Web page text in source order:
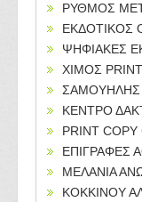
ΡΥΘΜΟΣ
ΕΚΔΟΤΙΚΟΣ
ΨΗΦΙΑΚΕΣ
ΧΙΜΟΣ
ΣΑΜΟΥΗΛΗΣ
ΚΕΝΤΡΟ
PRINT
EΠΙΓΡΑΦΕΣ
ΜΕΛΑΝΙΑ ΑΝΩ
ΚΟΚΚΙΝΟΥ